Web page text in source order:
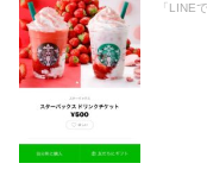
「LINE